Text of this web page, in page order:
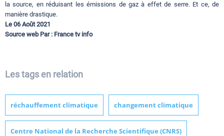
la source, en réduisant les émissions de gaz à effet de serre. Et ce, de
manière drastique.
Le 06 Août 2021
Source web Par : France tv info
Les tags en relation
réchauffement climatique changement climatique
Centre National de la Recherche Scientifique (CNRS)